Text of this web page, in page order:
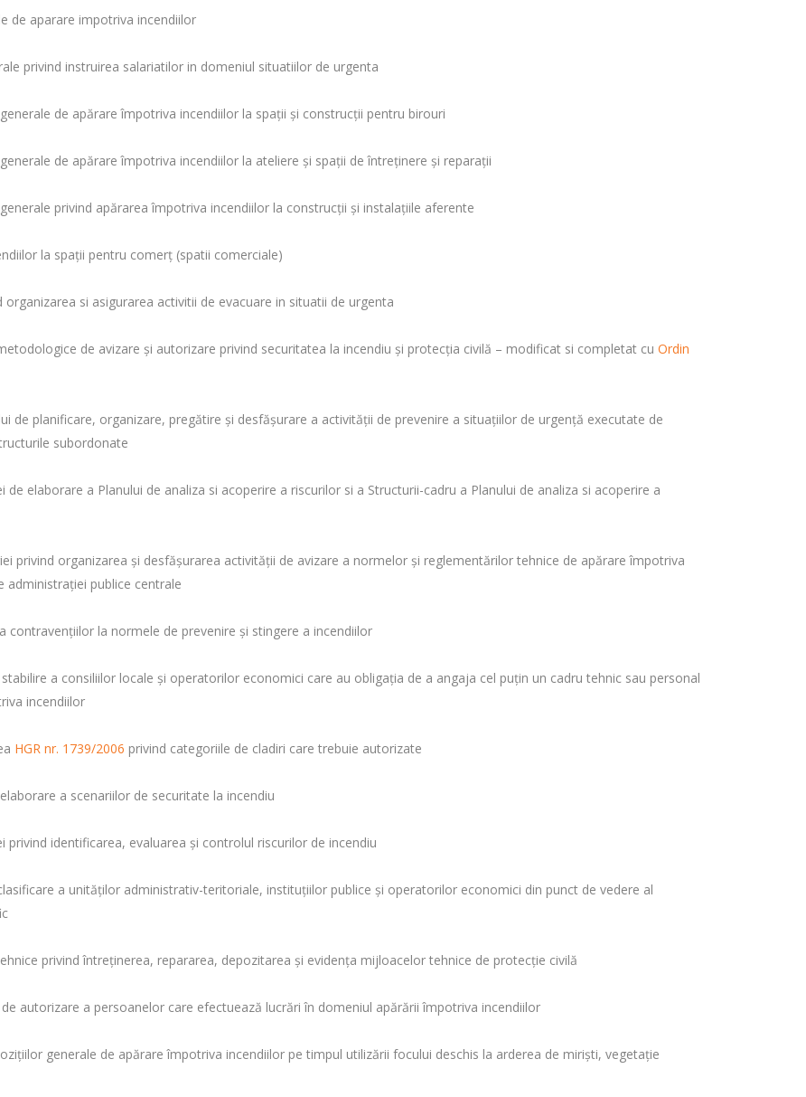
de aparare impotriva incendiilor
privind instruirea salariatilor in domeniul situatiilor de urgenta
de apărare împotriva incendiilor la spaţii şi construcţii pentru birouri
de apărare împotriva incendiilor la ateliere şi spaţii de întreţinere şi reparaţii
privind apărarea împotriva incendiilor la construcţii şi instalaţiile aferente
la spaţii pentru comerţ (spatii comerciale)
si asigurarea activitii de evacuare in situatii de urgenta
de avizare şi autorizare privind securitatea la incendiu şi protecţia civilă – modificat si completat cu Ordin
de planificare, organizare, pregătire şi desfăşurare a activităţii de prevenire a situaţiilor de urgenţă executate de
subordonate
elaborare a Planului de analiza si acoperire a riscurilor si a Structurii-cadru a Planului de analiza si acoperire a
privind organizarea şi desfăşurarea activităţii de avizare a normelor şi reglementărilor tehnice de apărare împotriva
administraţiei publice centrale
contravenţiilor la normele de prevenire şi stingere a incendiilor
a consiliilor locale şi operatorilor economici care au obligaţia de a angaja cel puţin un cadru tehnic sau personal
incendiilor
HGR nr. 1739/2006 privind categoriile de cladiri care trebuie autorizate
a scenariilor de securitate la incendiu
identificarea, evaluarea şi controlul riscurilor de incendiu
a unităţilor administrativ-teritoriale, instituţiilor publice şi operatorilor economici din punct de vedere al
privind întreţinerea, repararea, depozitarea şi evidenţa mijloacelor tehnice de protecţie civilă
autorizare a persoanelor care efectuează lucrări în domeniul apărării împotriva incendiilor
generale de apărare împotriva incendiilor pe timpul utilizării focului deschis la arderea de mirişti, vegetaţie